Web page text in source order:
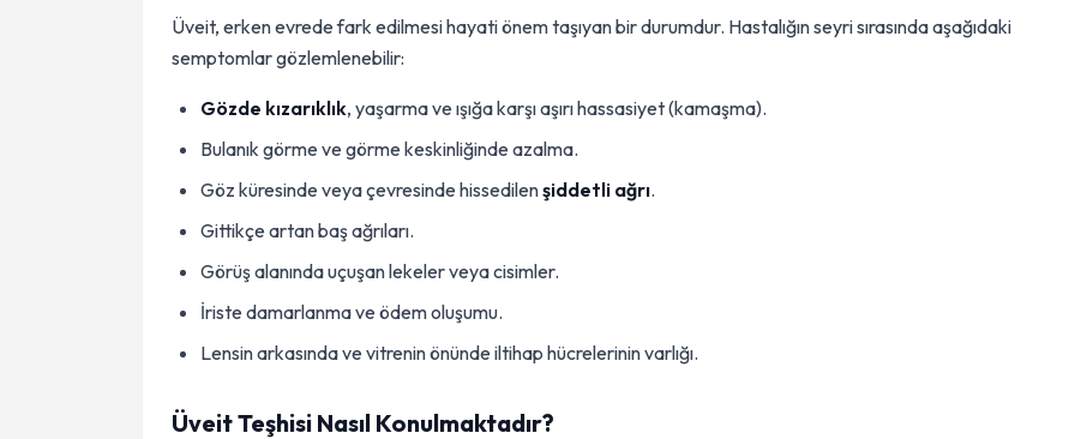
Üveit, erken evrede fark edilmesi hayati önem taşıyan bir durumdur. Hastalığın seyri sırasında aşağıdaki
semptomlar gözlemlenebilir:
Gözde kızarıklık, yaşarma ve ışığa karşı aşırı hassasiyet (kamaşma).
Bulanık görme ve görme keskinliğinde azalma.
Göz küresinde veya çevresinde hissedilenşiddetli ağrı.
Gittikçe artan baş ağrıları.
Görüş alanında uçuşan lekeler veya cisimler.
İriste damarlanma ve ödem oluşumu.
Lensin arkasında ve vitrenin önünde iltihap hücrelerinin varlığı.
Üveit Teşhisi Nasıl Konulmaktadır?